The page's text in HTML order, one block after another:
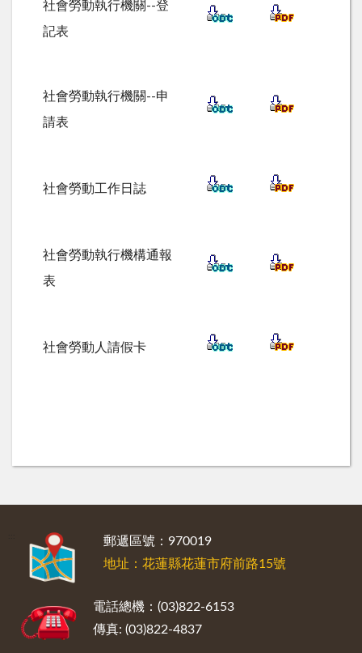
社會勞動執行機關--登
記表
社會勞動執行機關--申
請表
社會勞動工作日誌
社會勞動執行機構通報
表
社會勞動人請假卡
郵遞區號：970019
地址：花蓮縣花蓮市府前路15號
電話總機：(03)822-6153
傳真: (03)822-4837